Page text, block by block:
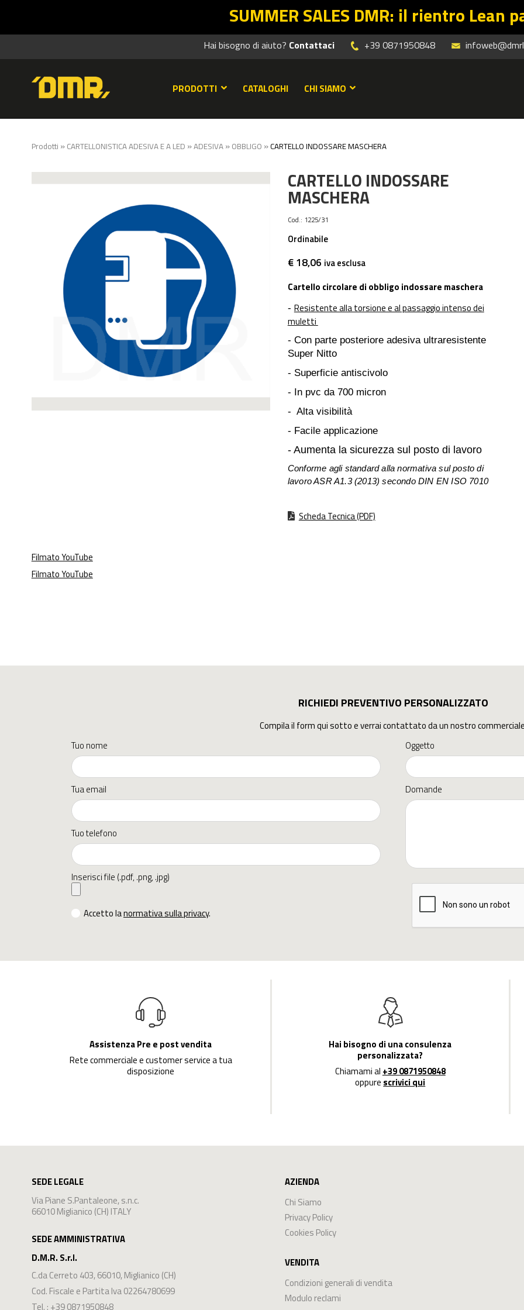
SUMMER SALES DMR: il rientro Lean parte
Hai bisogno di aiuto? Contattaci +39 0871950848
PRODOTTI CATALOGHI CHI SIAMO
Prodotti » CARTELLONISTICA ADESIVA E A LED »ADESIVA » OBBLIGO »CARTELLO INDOSSARE MASCHERA
CARTELLO INDOSSARE
MASCHERA
Cod.: 1225/31
Ordinabile
€ 18,06 iva esclusa
Cartello circolare di obbligo indossare maschera
- Resistente alla torsione e al passaggio intenso dei
muletti
- Con parte posteriore adesiva ultraresistente
Super Nitto
- Superficie antiscivolo
- In pvc da 700 micron
- Alta visibilità
- Facile applicazione
- Aumenta la sicurezza sul posto di lavoro
Conforme agli standard alla normativa sul posto di
lavoro ASR A1.3 (2013) secondo DIN EN ISO 7010
Scheda Tecnica (PDF)
Filmato YouTube
Filmato YouTube
RICHIEDI PREVENTIVO PERSONALIZZATO
Compila il form qui sotto e verrai contattato da un nostro
Tuo nome
Tua email
Tuo telefono
Inserisci file (.pdf, .png, .jpg)
Accetto lanormativa sulla privacy.
Oggetto
Domande
Assistenza Pre e post vendita
Rete commerciale e customer service a tua
disposizione
Hai bisogno di una consulenza
personalizzata?
Chiamami al +39 0871950848
oppure scrivici qui
SEDE LEGALE
Via Piane S.Pantaleone, s.n.c.
66010 Miglianico (CH) ITALY
SEDE AMMINISTRATIVA
D.M.R. S.r.l.
C.da Cerreto 403,66010,Miglianico (CH)
Cod. Fiscale e Partita Iva 02264780699
Tel. : +39 0871950848
AZIENDA
Chi Siamo
Privacy Policy
Cookies Policy
VENDITA
Condizioni generali di vendita
Modulo reclami